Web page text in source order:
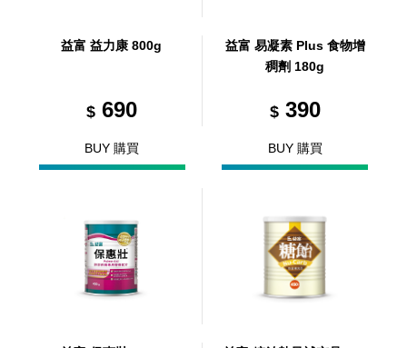
益富 益力康 800g
$690
BUY 購買
益富 易凝素 Plus 食物增
稠劑 180g
$390
BUY 購買